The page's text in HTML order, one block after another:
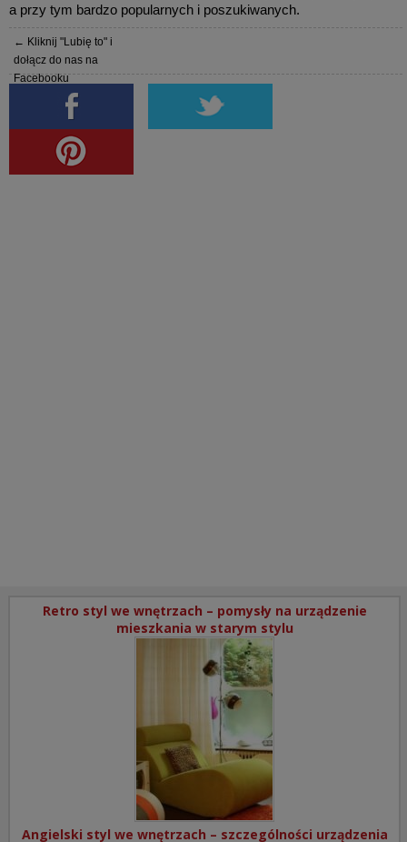
a przy tym bardzo popularnych i poszukiwanych.
← Kliknij "Lubię to" i
dołącz do nas na
Facebooku
Retro styl we wnętrzach – pomysły na urządzenie
mieszkania w starym stylu
Angielski styl we wnętrzach – szczególności urządzenia